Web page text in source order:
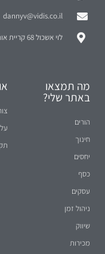
dannyv@vidis.co.il
לוי אשכול 68 קריית אונו
מה תמצאו
באתר שלי?
הורים
חינוך
יחסים
כסף
עסקים
ניהול זמן
שיווק
מכירות